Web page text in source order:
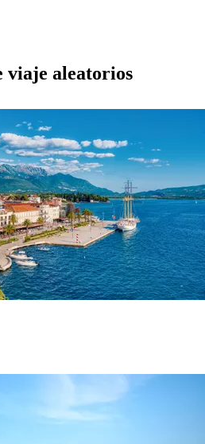
viaje aleatorios